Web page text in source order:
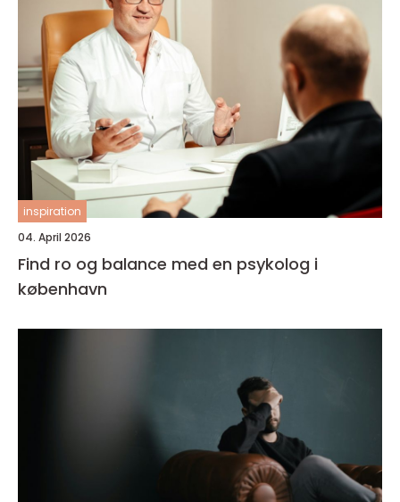
inspiration
04. April 2026
Find ro og balance med en psykolog i
københavn